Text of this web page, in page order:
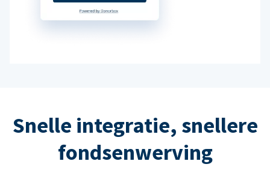
Snelle integratie, snellere
fondsenwerving